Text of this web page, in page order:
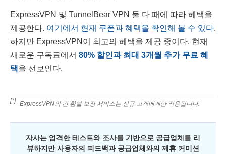
ExpressVPN 및 TunnelBear VPN 둘 다 때에 따라 혜택을
제공한다. 여기에서 현재 쿠폰과 혜택을 확인해 볼 수 있다.
하지만 ExpressVPN이 최고의 혜택을 제공 중이다. 현재
새로운 구독료에서 80% 할인과 최대 3개월 추가 무료 혜
택을 선보인다.
[*] ExpressVPN의 긴 환불 보장 서비스는 신규 고객에게만 적용됩니다.
자사는 엄격한 테스트와 조사를 기반으로 공급업체를 리
뷰하지만 사용자의 피드백과 공급업체와의 제휴 커미션